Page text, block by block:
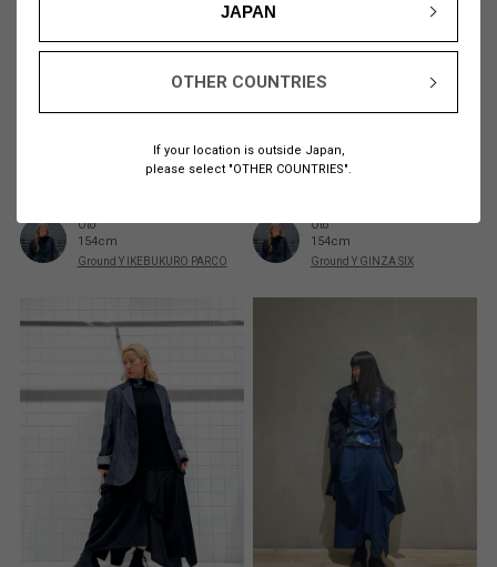
JAPAN
OTHER COUNTRIES
If your location is outside Japan,
please select "OTHER COUNTRIES".
Oto
154cm
Ground Y IKEBUKURO PARCO
Oto
154cm
Ground Y GINZA SIX